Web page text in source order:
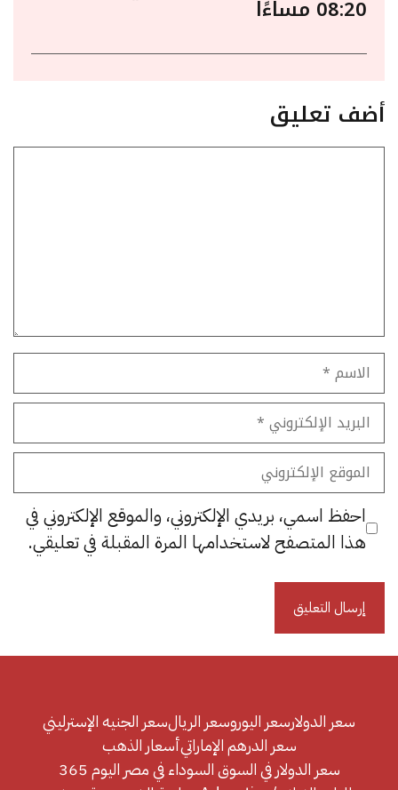
08:20 مساءًا
أضف تعليق
الاسم
البريد
الإلكتروني
الموقع
الإلكتروني
احفظ اسمي، بريدي الإلكتروني، والموقع الإلكتروني في
هذا المتصفح لاستخدامها المرة المقبلة في تعليقي.
سعر الدولارسعر اليوروسعر الريالسعر الجنيه الإسترليني
سعر الدرهم الإماراتيأسعار الذهب
سعر الدولار في السوق السوداء في مصر اليوم 365